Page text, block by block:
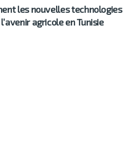
les nouvelles technologies
agricole en Tunisie